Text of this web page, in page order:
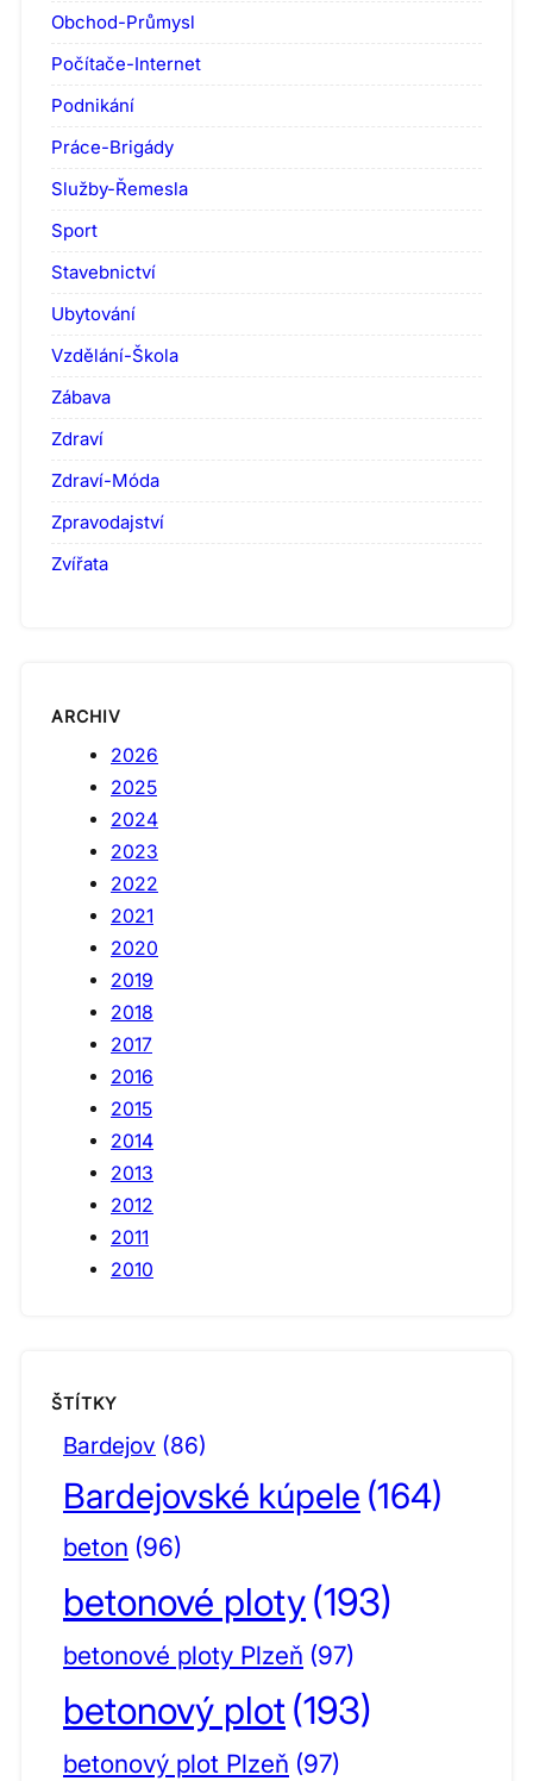
Obchod-Průmysl
Počítače-Internet
Podnikání
Práce-Brigády
Služby-Řemesla
Sport
Stavebnictví
Ubytování
Vzdělání-Škola
Zábava
Zdraví
Zdraví-Móda
Zpravodajství
Zvířata
ARCHIV
2026
2025
2024
2023
2022
2021
2020
2019
2018
2017
2016
2015
2014
2013
2012
2011
2010
ŠTÍTKY
Bardejov (86)
Bardejovské kúpele (164)
beton (96)
betonové ploty(193)
betonové ploty Plzeň (97)
betonový plot (193)
betonový plot Plzeň (97)